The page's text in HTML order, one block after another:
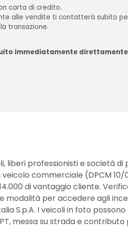
carta di credito.
alle vendite ti contatterà subito
transazione.
immediatamente
liberi professionisti e società di
commerciale (DPCM 10/
di vantaggio cliente.
modalità per accedere agli
S.p.A. I veicoli in foto possono
messa su strada e contributo